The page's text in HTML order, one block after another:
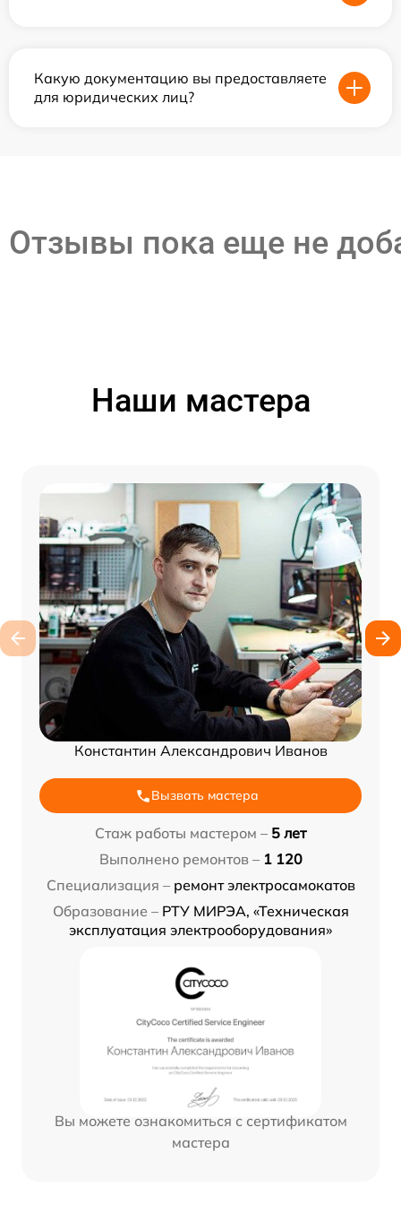
Какую документацию вы предоставляете
для юридических лиц?
Отзывы пока еще не
Наши мастера
Константин Александрович Иванов
Вызвать мастера
Стаж работы мастером – 5 лет
Выполнено ремонтов – 1 120
Специализация – ремонт электросамокатов
Образование – РТУ МИРЭА, «Техническая
эксплуатация электрооборудования»
Вы можете ознакомиться с сертификатом
мастера